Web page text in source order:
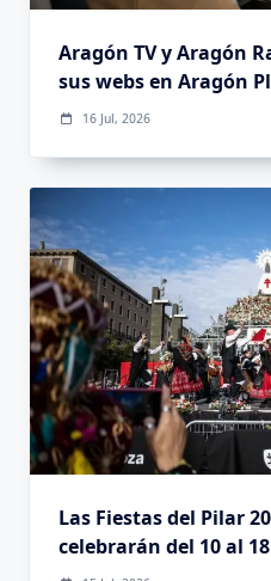
Aragón TV y Aragón
sus webs en Aragón
16 Jul, 2026
Las Fiestas del Pilar
celebrarán del 10 al